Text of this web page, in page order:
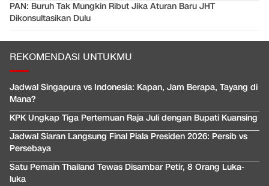
PAN: Buruh Tak Mungkin Ribut Jika Aturan Baru JHT
Dikonsultasikan Dulu
REKOMENDASI UNTUKMU
Jadwal Singapura vs Indonesia: Kapan, Jam Berapa, Tayang di
Mana?
KPK Ungkap Tiga Pertemuan Raja Juli dengan Bupati Kuansing
Jadwal Siaran Langsung Final Piala Presiden 2026: Persib vs
Persebaya
Satu Pemain Thailand Tewas Disambar Petir, 8 Orang Luka-
luka